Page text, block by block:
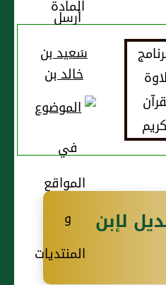
سَعيد بن
خالد بن
سَعيد بن
العاص، وُلِد
بأرض
الحبشة في
هجرة أَبيه
لإبن